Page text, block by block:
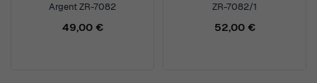
Argent ZR-7082
49,00 €
ZR-7082/1
52,00 €